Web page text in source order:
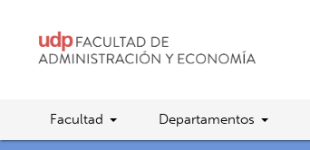
Facultad Departamentos